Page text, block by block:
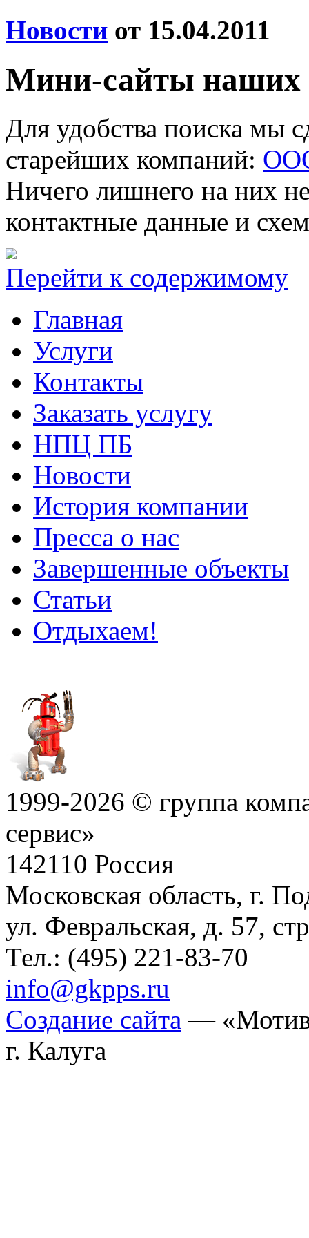
Новости от 15.04.2011
Мини-сайты наших
Для удобства поиска мы
старейших компаний:
Ничего лишнего на них
контактные данные и
Перейти к содержимому
Главная
Услуги
Контакты
Заказать услугу
НПЦ ПБ
Новости
История компании
Пресса о нас
Завершенные объекты
Статьи
Отдыхаем!
1999-2026 © группа
сервис»
142110 Россия
Московская область, г.
ул. Февральская, д. 57,
Тел.: (495) 221-83-70
info@gkpps.ru
Создание сайта —
г. Калуга